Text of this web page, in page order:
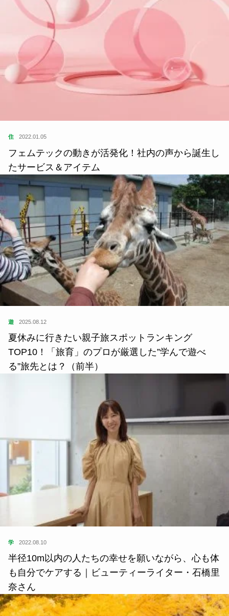
住 2022.01.05
フェムテックの動きが活発化！社内の声から誕生し
たサービス＆アイテム
遊 2025.08.12
夏休みに行きたい親子旅スポットランキング
TOP10！「旅育」のプロが厳選した”学んで遊べ
る”旅先とは？（前半）
学 2022.08.10
半径10m以内の人たちの幸せを願いながら、心も体
も自分でケアする｜ビューティーライター・石橋里
奈さん